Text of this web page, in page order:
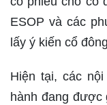
ESOP và các
lấy ý kiến cổ
Hiện tại, các
hành đang